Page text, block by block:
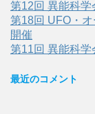
第12回 異能科
第18回 UFO・
開催
第11回 異能科
最近のコメント